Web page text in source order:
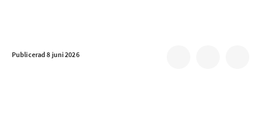
Publicerad 8 juni 2026